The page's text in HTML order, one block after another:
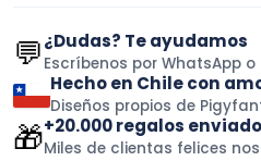
💬¿Dudas? Te ayudamos
Escríbenos por WhatsApp o
Hecho en Chile con
Diseños propios de
🎁+20.000 regalos
Miles de clientas felices